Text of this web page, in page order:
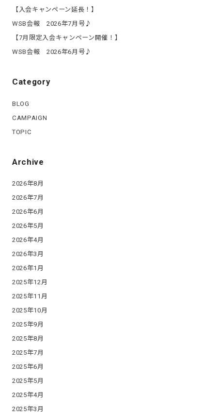
【入会キャンペーン延長！】
WSB会報 2026年7月号♪
【7月限定入会キャンペーン開催！】
WSB会報 2026年6月号♪
Category
BLOG
CAMPAIGN
TOPIC
Archive
2026年8月
2026年7月
2026年6月
2026年5月
2026年4月
2026年3月
2026年1月
2025年12月
2025年11月
2025年10月
2025年9月
2025年8月
2025年7月
2025年6月
2025年5月
2025年4月
2025年3月